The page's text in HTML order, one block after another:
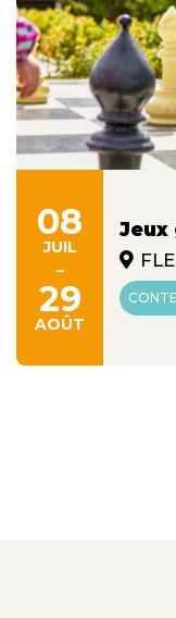
08
JUIL
-
29
AOÛT
Jeux